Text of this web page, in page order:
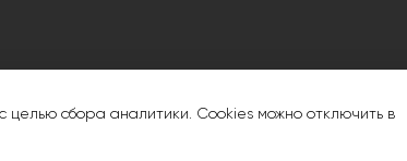
с целью сбора аналитики. Cookies можно отключить в